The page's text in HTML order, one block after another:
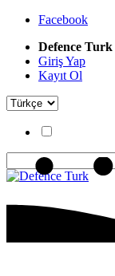
Facebook
Defence Turk
Giriş Yap
Kayıt Ol